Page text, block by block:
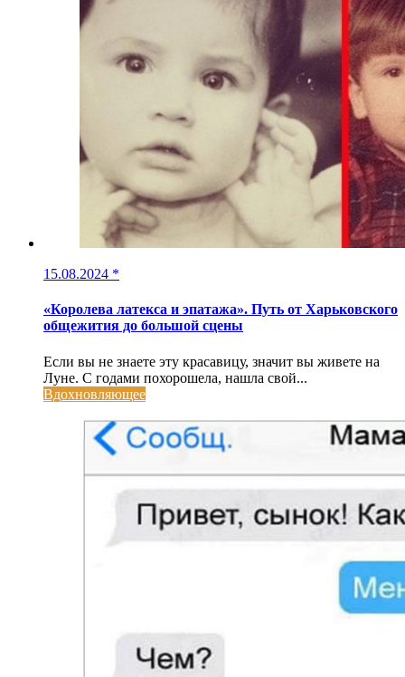
15.08.2024 *
«Королева латекса и эпатажа». Путь от Харьковского
общежития до большой сцены
Если вы не знаете эту красавицу, значит вы живете на
Луне. С годами похорошела, нашла свой...
Вдохновляющее